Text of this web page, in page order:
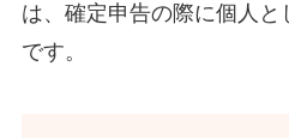
は、確定申告の際に個人と
です。